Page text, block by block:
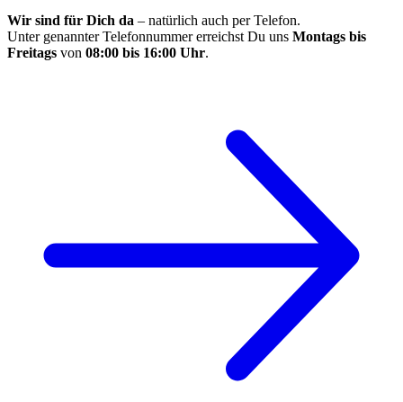
Wir sind für Dich da – natürlich auch per Telefon.
Unter genannter Telefonnummer erreichst Du uns Montags bis
Freitags von 08:00 bis 16:00 Uhr.